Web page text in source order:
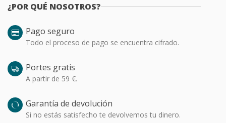
¿POR QUÉ NOSOTROS?
Pago seguro
Todo el proceso de pago se encuentra cifrado.
Portes gratis
A partir de 59 €.
Garantía de devolución
Si no estás satisfecho te devolvemos tu dinero.